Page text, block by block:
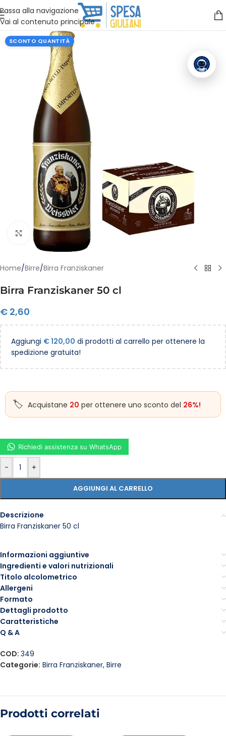
Passa alla navigazione
Vai al contenuto principale
Vuoi assistenza?Clicca qui e ti richiamiamo noi
SCONTO QUANTITÀ
Clicca per ingrandire
Home/Birre/Birra Franziskaner
Birra Franziskaner 50 cl
€ 2,60
Aggiungi €120,00 di prodotti al carrello per ottenere la
spedizione gratuita!
Acquistane 20 per ottenere uno sconto del 26%!
- +
AGGIUNGI AL CARRELLO
Richiedi assistenza su WhatsApp
Descrizione
Birra Franziskaner 50 cl
Informazioni aggiuntive
Ingredienti e valori nutrizionali
Titolo alcolometrico
Allergeni
Formato
Dettagli prodotto
Caratteristiche
Q & A
COD: 349
Categorie: Birra Franziskaner, Birre
Prodotti correlati